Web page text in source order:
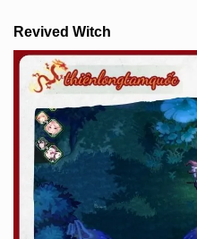
Revived Witch